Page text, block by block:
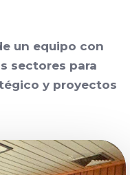
un equipo con
sectores para
y proyectos